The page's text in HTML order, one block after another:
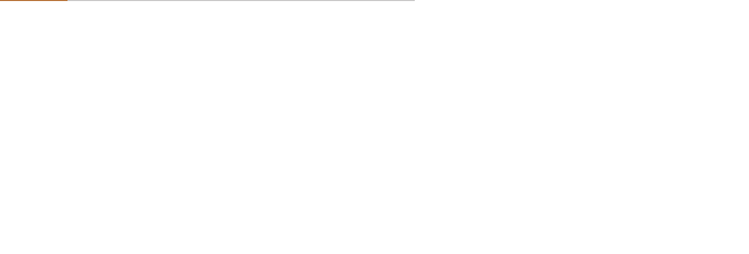
adaptándose a la geometría existente y a la lógica de circulación del espacio.